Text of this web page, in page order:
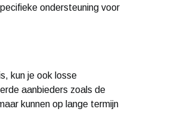
ondersteuning voor
kun je ook losse
aanbieders zoals de
kunnen op lange termijn